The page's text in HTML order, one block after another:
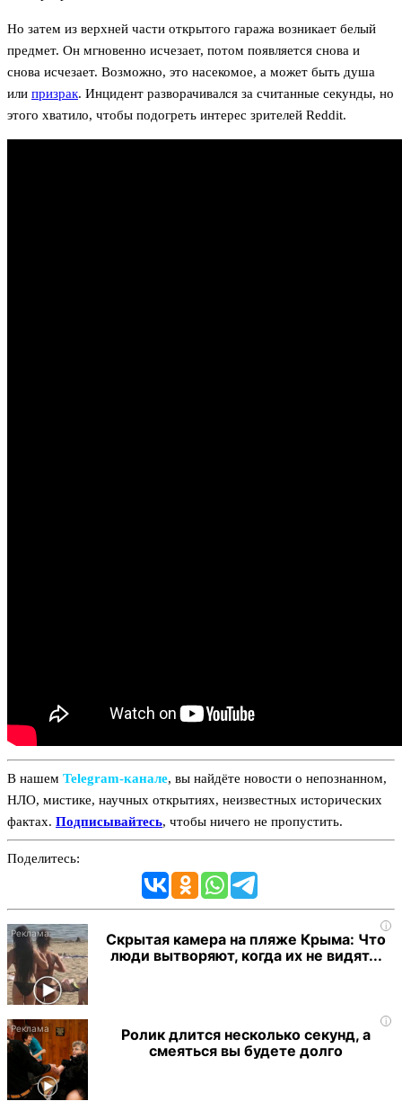
Но затем из верхней части открытого гаража возникает белый
предмет. Он мгновенно исчезает, потом появляется снова и
снова исчезает. Возможно, это насекомое, а может быть душа
или призрак. Инцидент разворачивался за считанные секунды, но
этого хватило, чтобы подогреть интерес зрителей Reddit.
В нашем Telegram‑канале, вы найдёте новости о непознанном,
НЛО, мистике, научных открытиях, неизвестных исторических
фактах. Подписывайтесь, чтобы ничего не пропустить.
Поделитесь:
i
Скрытая камера на пляже Крыма: Что
люди вытворяют, когда их не видят...
i
Ролик длится несколько секунд, а
смеяться вы будете долго